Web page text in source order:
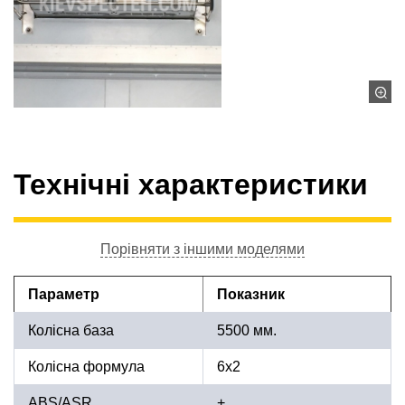
Технічні характеристики
Порівняти з іншими моделями
Параметр Показник
Колісна база 5500 мм.
Колісна формула 6x2